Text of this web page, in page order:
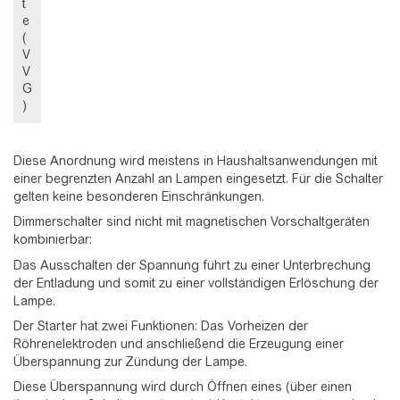
t
e
(
V
V
G
)
Diese Anordnung wird meistens in Haushaltsanwendungen mit
einer begrenzten Anzahl an Lampen eingesetzt. Für die Schalter
gelten keine besonderen Einschränkungen.
Dimmerschalter sind nicht mit magnetischen Vorschaltgeräten
kombinierbar:
Das Ausschalten der Spannung führt zu einer Unterbrechung
der Entladung und somit zu einer vollständigen Erlöschung der
Lampe.
Der Starter hat zwei Funktionen: Das Vorheizen der
Röhrenelektroden und anschließend die Erzeugung einer
Überspannung zur Zündung der Lampe.
Diese Überspannung wird durch Öffnen eines (über einen